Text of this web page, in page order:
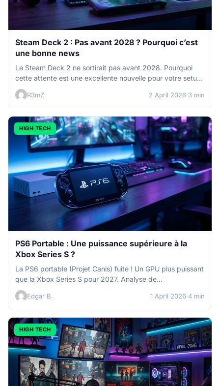
Steam Deck 2 : Pas avant 2028 ? Pourquoi c’est
une bonne news
Le Steam Deck 2 ne sortirait pas avant 2028. Pourquoi
cette attente est une excellente nouvelle pour votre setup
et…
R3mZ 2 April 2026·3 min
HIGH TECH
PS6 Portable : Une puissance supérieure à la
Xbox Series S ?
La PS6 portable (Projet Canis) fuite ! Un GPU plus puissant
que la Xbox Series S pour 2027. Analyse de…
Edgar B. 1 April 2026·4 min
HIGH TECH